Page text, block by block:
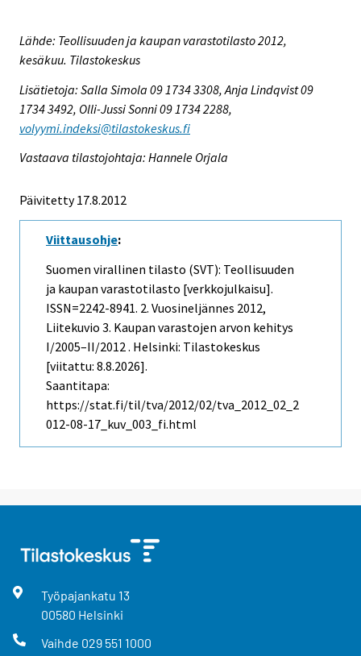
Lähde: Teollisuuden ja kaupan varastotilasto 2012,
kesäkuu. Tilastokeskus
Lisätietoja: Salla Simola 09 1734 3308, Anja Lindqvist 09
1734 3492, Olli-Jussi Sonni 09 1734 2288,
volyymi.indeksi@tilastokeskus.fi
Vastaava tilastojohtaja: Hannele Orjala
Päivitetty 17.8.2012
Viittausohje:
Suomen virallinen tilasto (SVT): Teollisuuden
ja kaupan varastotilasto [verkkojulkaisu].
ISSN=2242-8941. 2. Vuosineljännes 2012,
Liitekuvio 3. Kaupan varastojen arvon kehitys
I/2005–II/2012 . Helsinki: Tilastokeskus
[viitattu: 8.8.2026].
Saantitapa:
https://stat.fi/til/tva/2012/02/tva_2012_02_2
012-08-17_kuv_003_fi.html
Työpajankatu 13
00580 Helsinki
Vaihde 029 551 1000